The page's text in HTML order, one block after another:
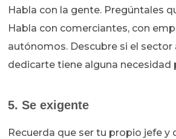
Habla con la gente. Pregúntales
Habla con comerciantes, con
autónomos. Descubre si el sector
dedicarte tiene alguna necesidad
5. Se exigente
Recuerda que ser tu propio jefe y